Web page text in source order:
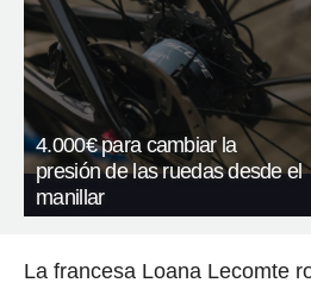
4.000€ para cambiar la
presión de las ruedas desde el
manillar
La francesa Loana Lecomte